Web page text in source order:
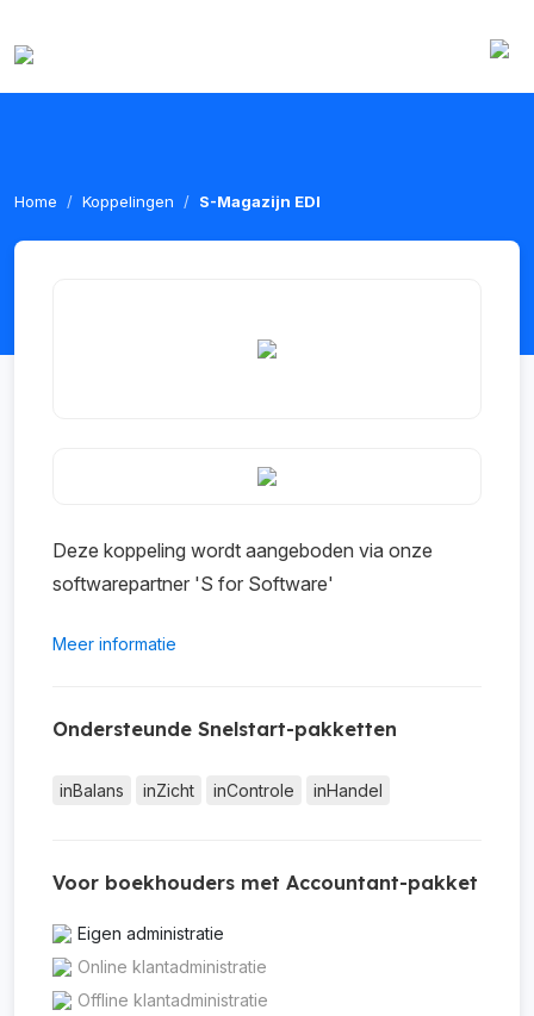
Home Koppelingen S-Magazijn EDI
Deze koppeling wordt aangeboden via onze
softwarepartner 'S for Software'
Meer informatie
Ondersteunde Snelstart-pakketten
inBalans inZicht inControle inHandel
Voor boekhouders met Accountant-pakket
Eigen administratie
Online klantadministratie
Offline klantadministratie